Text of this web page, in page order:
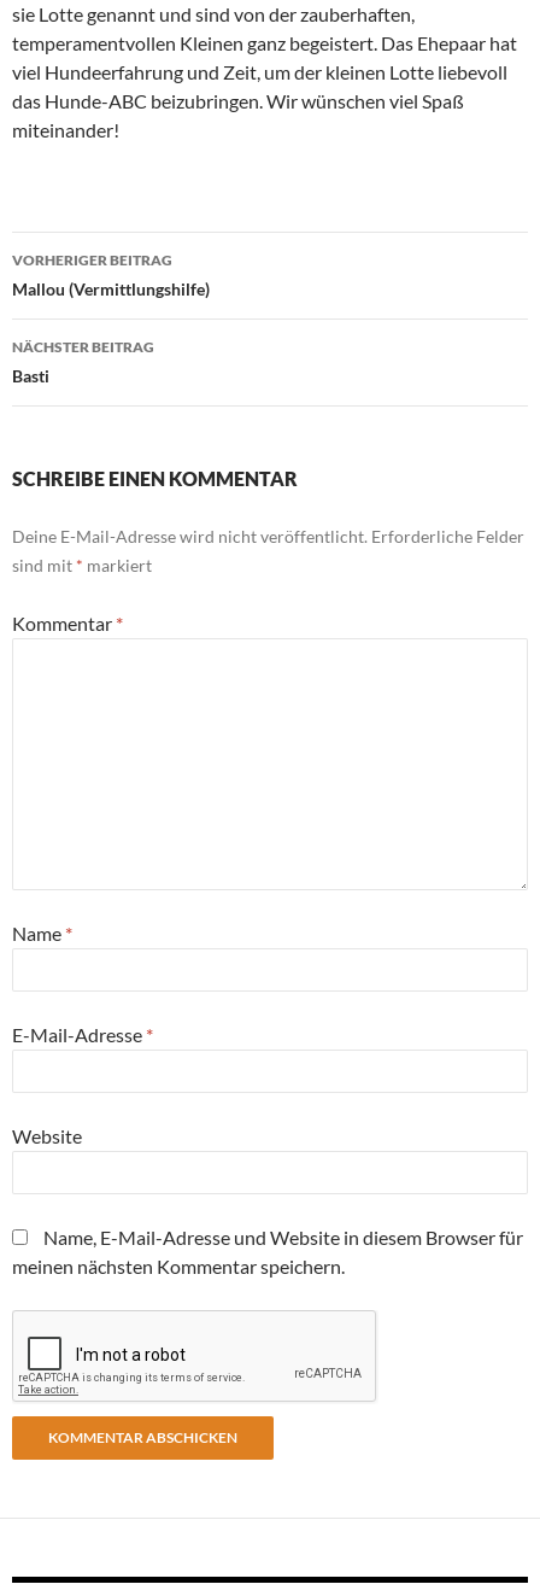
sie Lotte genannt und sind von der zauberhaften,
temperamentvollen Kleinen ganz begeistert. Das Ehepaar hat
viel Hundeerfahrung und Zeit, um der kleinen Lotte liebevoll
das Hunde-ABC beizubringen. Wir wünschen viel Spaß
miteinander!
Beitragsnavigation
VORHERIGER BEITRAG
Mallou (Vermittlungshilfe)
NÄCHSTER BEITRAG
Basti
SCHREIBE EINEN KOMMENTAR
Deine E-Mail-Adresse wird nicht veröffentlicht. Erforderliche Felder
sind mit * markiert
Kommentar *
Name *
E-Mail-Adresse *
Website
Name, E-Mail-Adresse und Website in diesem Browser für
meinen nächsten Kommentar speichern.